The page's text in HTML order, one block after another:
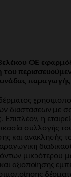
ΟΕ
του
παραγωγής
διαστάσεων με
η
συλλογής
και ανάκλησής
μικρότερου
αξιοποίησης